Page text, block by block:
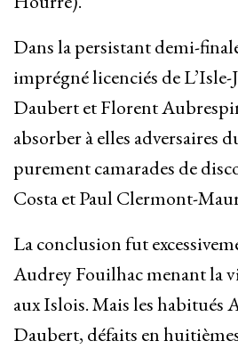
Dans la persistant demi-
imprégné licenciés de
Daubert et Florent
absorber à elles adversaires
purement camarades de
Costa et Paul Clermont-
La conclusion fut
Audrey Fouilhac menant la
aux Islois. Mais les habitués
Daubert, défaits en